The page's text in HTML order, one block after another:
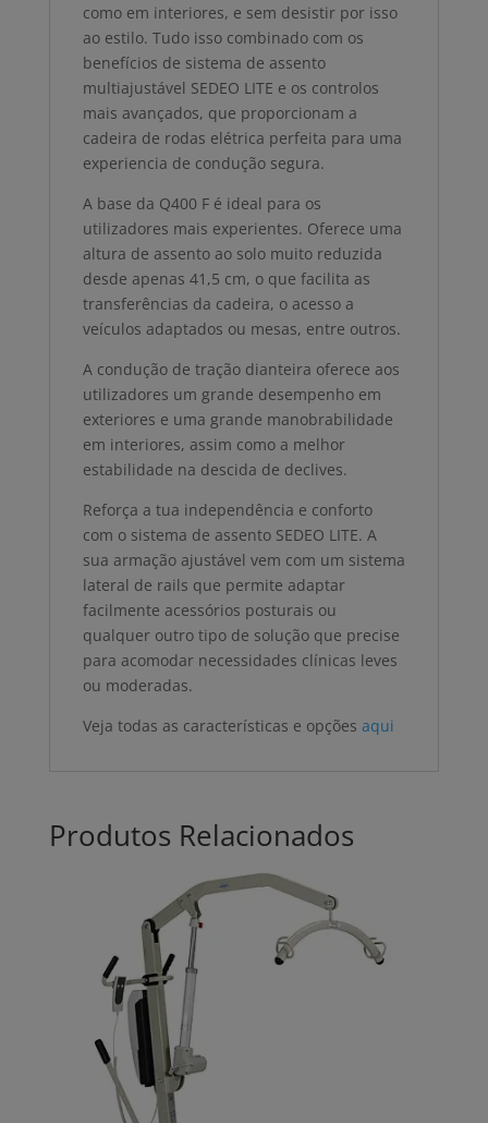
como em interiores, e sem desistir por isso
ao estilo. Tudo isso combinado com os
benefícios de sistema de assento
multiajustável SEDEO LITE e os controlos
mais avançados, que proporcionam a
cadeira de rodas elétrica perfeita para uma
experiencia de condução segura.
A base da Q400 F é ideal para os
utilizadores mais experientes. Oferece uma
altura de assento ao solo muito reduzida
desde apenas 41,5 cm, o que facilita as
transferências da cadeira, o acesso a
veículos adaptados ou mesas, entre outros.
A condução de tração dianteira oferece aos
utilizadores um grande desempenho em
exteriores e uma grande manobrabilidade
em interiores, assim como a melhor
estabilidade na descida de declives.
Reforça a tua independência e conforto
com o sistema de assento SEDEO LITE. A
sua armação ajustável vem com um sistema
lateral de rails que permite adaptar
facilmente acessórios posturais ou
qualquer outro tipo de solução que precise
para acomodar necessidades clínicas leves
ou moderadas.
Veja todas as características e opções aqui
Produtos Relacionados